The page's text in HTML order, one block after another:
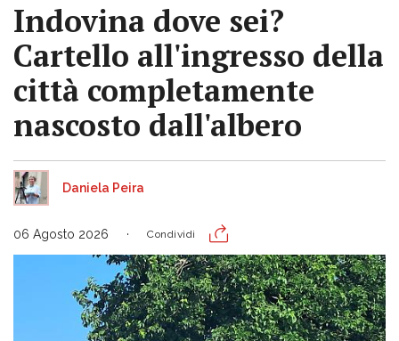
Indovina dove sei?
Cartello all'ingresso della
città completamente
nascosto dall'albero
Daniela Peira
06 Agosto 2026 Condividi